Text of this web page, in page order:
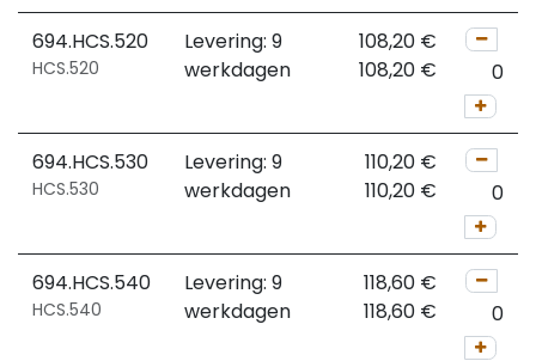
694.HCS.520
HCS.520
Levering: 9
werkdagen
108,20 €
108,20 €
694.HCS.530
HCS.530
Levering: 9
werkdagen
110,20 €
110,20 €
694.HCS.540
HCS.540
Levering: 9
werkdagen
118,60 €
118,60 €